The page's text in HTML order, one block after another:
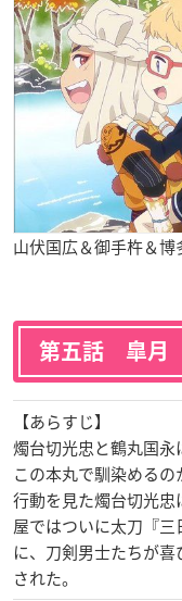
山伏国広＆御手杵＆博
第五話 皐月
【あらすじ】
燭台切光忠と鶴丸国
この本丸で馴染める
行動を見た燭台切光
屋ではついに太刀『
に、刀剣男士たちが
された。